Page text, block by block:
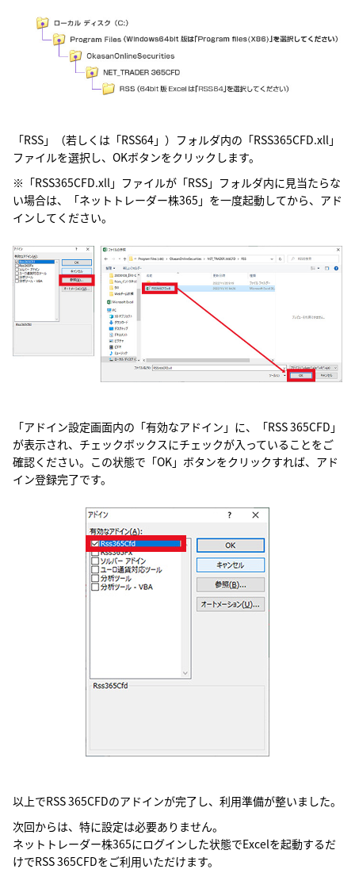
「RSS」（若しくは「RSS64」）フォルダ内の「RSS365CFD.xll」
ファイルを選択し、OKボタンをクリックします。
※「RSS365CFD.xll」ファイルが「RSS」フォルダ内に見当たらな
い場合は、「ネットトレーダー株365」を一度起動してから、アド
インしてください。
「アドイン設定画面内の「有効なアドイン」に、「RSS 365CFD」
が表示され、チェックボックスにチェックが入っていることをご
確認ください。この状態で「OK」ボタンをクリックすれば、アド
イン登録完了です。
以上でRSS 365CFDのアドインが完了し、利用準備が整いました。
次回からは、特に設定は必要ありません。
ネットトレーダー株365にログインした状態でExcelを起動するだ
けでRSS 365CFDをご利用いただけます。